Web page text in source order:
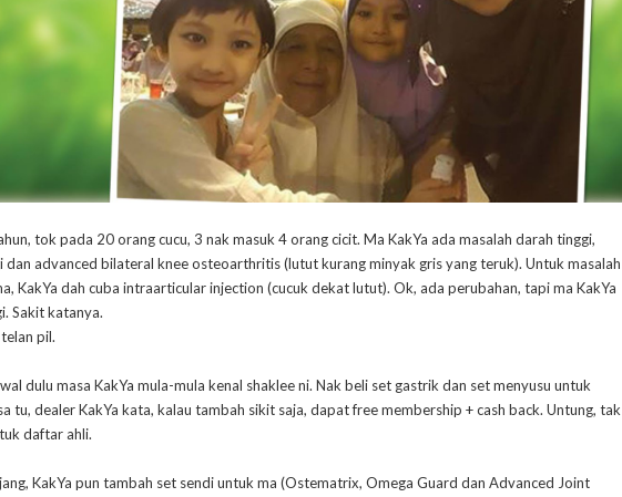
tok pada 20 orang cucu, 3 nak masuk 4 orang cicit. Ma KakYa ada masalah darah tinggi,
advanced bilateral knee osteoarthritis (lutut kurang minyak gris yang teruk). Untuk masalah
KakYa dah cuba intraarticular injection (cucuk dekat lutut). Ok, ada perubahan, tapi ma KakYa
Sakit katanya.
pil.
dulu masa KakYa mula-mula kenal shaklee ni. Nak beli set gastrik dan set menyusu untuk
tu, dealer KakYa kata, kalau tambah sikit saja, dapat free membership + cash back. Untung, tak
daftar ahli.
KakYa pun tambah set sendi untuk ma (Ostematrix, Omega Guard dan Advanced Joint